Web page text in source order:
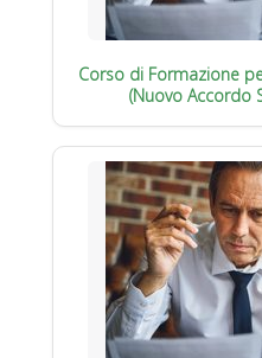
Corso di Formazione
(Nuovo Accordo